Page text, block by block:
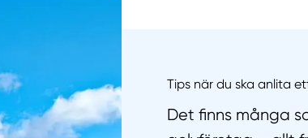
Tips när du ska anlita
Det finns många